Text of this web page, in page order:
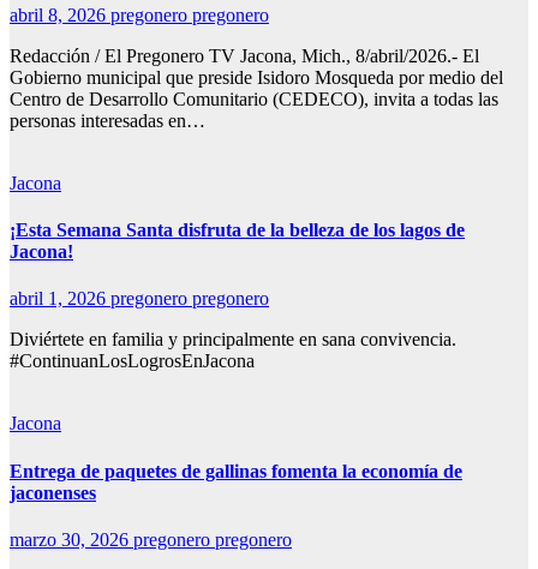
abril 8, 2026 pregonero pregonero
Redacción / El Pregonero TV Jacona, Mich., 8/abril/2026.- El
Gobierno municipal que preside Isidoro Mosqueda por medio del
Centro de Desarrollo Comunitario (CEDECO), invita a todas las
personas interesadas en…
Jacona
¡Esta Semana Santa disfruta de la belleza de los lagos de
Jacona!
abril 1, 2026 pregonero pregonero
Diviértete en familia y principalmente en sana convivencia.
#ContinuanLosLogrosEnJacona
Jacona
Entrega de paquetes de gallinas fomenta la economía de
jaconenses
marzo 30, 2026 pregonero pregonero